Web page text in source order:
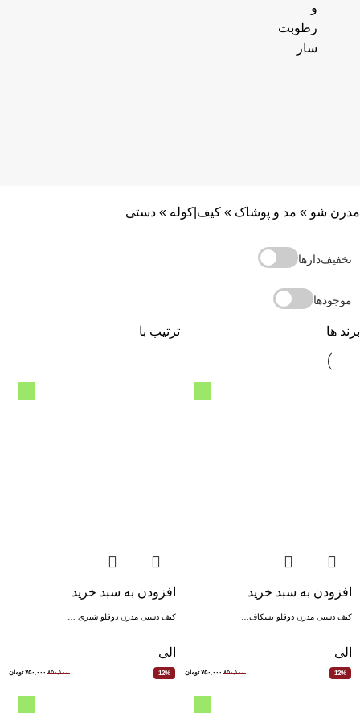
و
رطوبت
ساز
مدرن شو » مد و پوشاک » کیف|کوله » دستی
تخفیف‌دارها
موجودها
برند ها ترتیب با
افزودن به سبد خرید
کیف دستی مدرن دوقلو نسکاف…
الی
12% ۸۵۰,۱۰۰ ۷۵۰,۰۰۰ تومان
افزودن به سبد خرید
کیف دستی مدرن دوقلو شیری …
الی
12% ۸۵۰,۱۰۰ ۷۵۰,۰۰۰ تومان